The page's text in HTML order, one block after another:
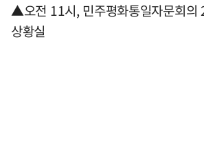
▲오전 11시, 민주평화통일자문회의
상황실